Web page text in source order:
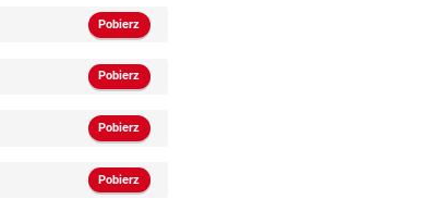
Pobierz
Pobierz
Pobierz
Pobierz